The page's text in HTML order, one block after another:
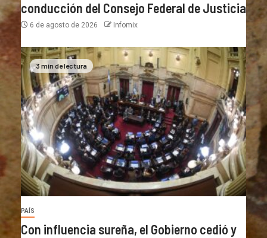
conducción del Consejo Federal de Justicia
6 de agosto de 2026 Infomix
3 min de lectura
PAÍS
Con influencia sureña, el Gobierno cedió y